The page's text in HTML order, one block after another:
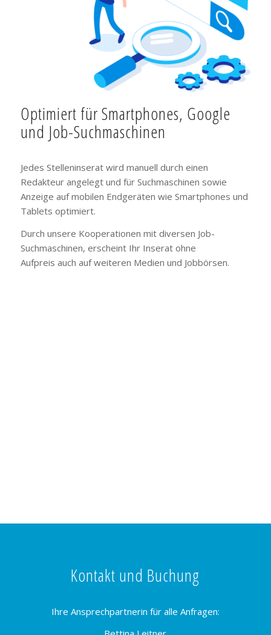
Optimiert für Smartphones, Google
und Job-Suchmaschinen
Jedes Stelleninserat wird manuell durch einen
Redakteur angelegt und für Suchmaschinen sowie
Anzeige auf mobilen Endgeräten wie Smartphones und
Tablets optimiert.
Durch unsere Kooperationen mit diversen Job-
Suchmaschinen, erscheint Ihr Inserat ohne
Aufpreis auch auf weiteren Medien und Jobbörsen.
Kontakt und Buchung
Ihre Ansprechpartnerin für alle Anfragen: